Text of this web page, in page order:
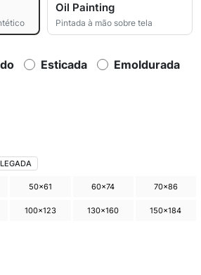
Oil Painting
Pintada à mão sobre tela
Esticada Emoldurada
50×61 60×74 70×86
100×123 130×160 150×184